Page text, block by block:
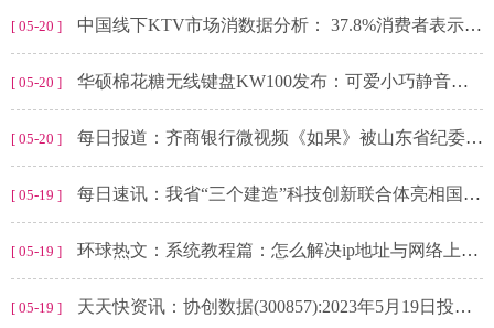
[ 05-20 ] 中国线下KTV市场消数据分析： 37.8%消费者表示会选择线下KTV
[ 05-20 ] 华硕棉花糖无线键盘KW100发布：可爱小巧静音设计，三设备连接_全球信息
[ 05-20 ] 每日报道：齐商银行微视频《如果》被山东省纪委监委评为二等奖
[ 05-19 ] 每日速讯：我省“三个建造”科技创新联合体亮相国际绿建大会
[ 05-19 ] 环球热文：系统教程篇：怎么解决ip地址与网络上的其他系统有冲突不能上网
[ 05-19 ] 天天快资讯：协创数据(300857):2023年5月19日投资者关系活动记录表